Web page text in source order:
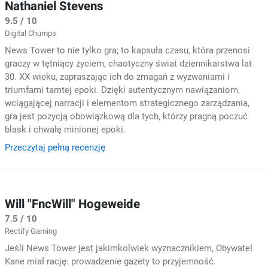
Nathaniel Stevens
9.5 / 10
Digital Chumps
News Tower to nie tylko gra; to kapsuła czasu, która przenosi
graczy w tętniący życiem, chaotyczny świat dziennikarstwa lat
30. XX wieku, zapraszając ich do zmagań z wyzwaniami i
triumfami tamtej epoki. Dzięki autentycznym nawiązaniom,
wciągającej narracji i elementom strategicznego zarządzania,
gra jest pozycją obowiązkową dla tych, którzy pragną poczuć
blask i chwałę minionej epoki.
Przeczytaj pełną recenzję
Will "FncWill" Hogeweide
7.5 / 10
Rectify Gaming
Jeśli News Tower jest jakimkolwiek wyznacznikiem, Obywatel
Kane miał rację: prowadzenie gazety to przyjemność.